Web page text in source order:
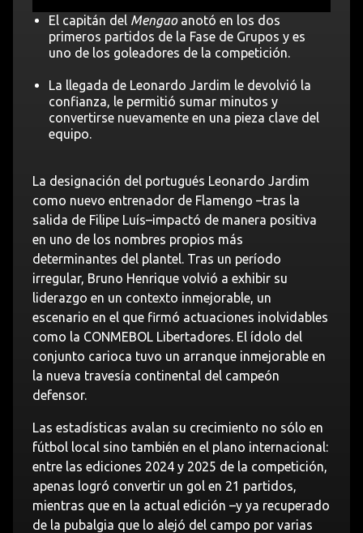
El capitán del Mengaoanotó en los dos
primeros partidos de la Fase de Grupos y es
uno de los goleadores de la competición.
La llegada de Leonardo Jardim le devolvió la
confianza, le permitió sumar minutos y
convertirse nuevamente en una pieza clave del
equipo.
La designación del portugués Leonardo Jardim
como nuevo entrenador de Flamengo –tras la
salida de Filipe Luís–impactó de manera positiva
en uno de los nombres propios más
determinantes del plantel. Tras un período
irregular, Bruno Henrique volvió a exhibir su
liderazgo en un contexto inmejorable, un
escenario en el que firmó actuaciones inolvidables
como la CONMEBOL Libertadores. El ídolo del
conjunto carioca tuvo un arranque inmejorable en
la nueva travesía continental del campeón
defensor.
Las estadísticas avalan su crecimiento no sólo en
fútbol local sino también en el plano internacional:
entre las ediciones 2024 y 2025 de la competición,
apenas logró convertir un gol en 21 partidos,
mientras que en la actual edición –y ya recuperado
de la pubalgia que lo alejó del campo por varias